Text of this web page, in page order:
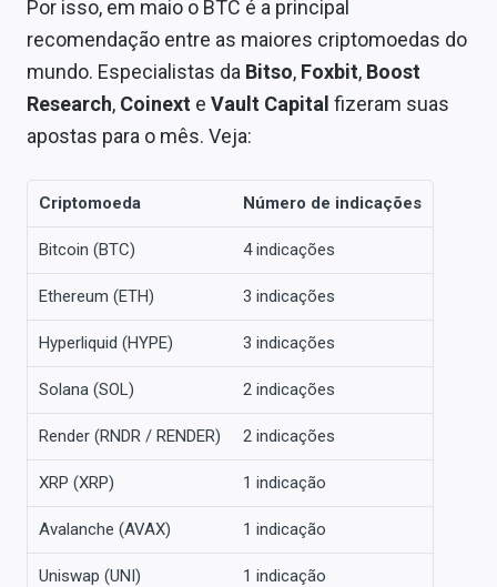
Expediente
Contato
Por isso, em maio o BTC é a principal
recomendação entre as maiores criptomoedas do
mundo. Especialistas da Bitso, Foxbit, Boost
Research, Coinext e Vault Capital fizeram suas
apostas para o mês. Veja:
Criptomoeda Número de indicações
Bitcoin (BTC) 4 indicações
Ethereum (ETH) 3 indicações
Hyperliquid (HYPE) 3 indicações
Solana (SOL) 2 indicações
Render (RNDR / RENDER) 2 indicações
XRP (XRP) 1 indicação
Avalanche (AVAX) 1 indicação
Uniswap (UNI) 1 indicação